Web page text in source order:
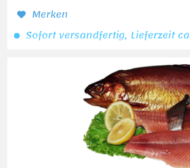
Merken
Sofort versandfertig, Lieferzeit